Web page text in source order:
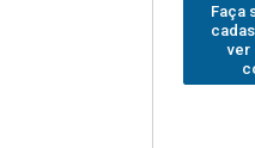
Faça
ver